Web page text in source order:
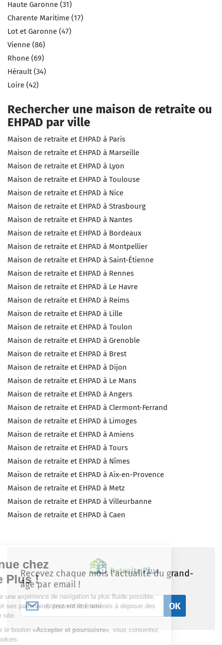
Haute Garonne (31)
Charente Maritime (17)
Lot et Garonne (47)
Vienne (86)
Rhone (69)
Hérault (34)
Loire (42)
Rechercher une maison de retraite ou
EHPAD par ville
Maison de retraite et EHPAD à Paris
Maison de retraite et EHPAD à Marseille
Maison de retraite et EHPAD à Lyon
Maison de retraite et EHPAD à Toulouse
Maison de retraite et EHPAD à Nice
Maison de retraite et EHPAD à Strasbourg
Maison de retraite et EHPAD à Nantes
Maison de retraite et EHPAD à Bordeaux
Maison de retraite et EHPAD à Montpellier
Maison de retraite et EHPAD à Saint-Étienne
Maison de retraite et EHPAD à Rennes
Maison de retraite et EHPAD à Le Havre
Maison de retraite et EHPAD à Reims
Maison de retraite et EHPAD à Lille
Maison de retraite et EHPAD à Toulon
Maison de retraite et EHPAD à Grenoble
Maison de retraite et EHPAD à Brest
Maison de retraite et EHPAD à Dijon
Maison de retraite et EHPAD à Le Mans
Maison de retraite et EHPAD à Angers
Maison de retraite et EHPAD à Clermont-Ferrand
Maison de retraite et EHPAD à Limoges
Maison de retraite et EHPAD à Amiens
Maison de retraite et EHPAD à Tours
Maison de retraite et EHPAD à Nîmes
Maison de retraite et EHPAD à Aix-en-Provence
Maison de retraite et EHPAD à Metz
Maison de retraite et EHPAD à Villeurbanne
Maison de retraite et EHPAD à Caen
Recevez chaque mois l'actualité du grand-
âge par email !
OK